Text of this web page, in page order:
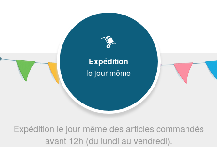
Expédition
le jour même
Expédition le jour même des articles commandés
avant 12h (du lundi au vendredi).